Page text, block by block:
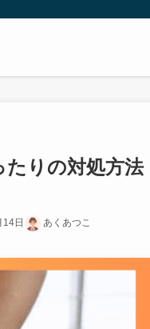
りの対処方法
日 あくあつこ